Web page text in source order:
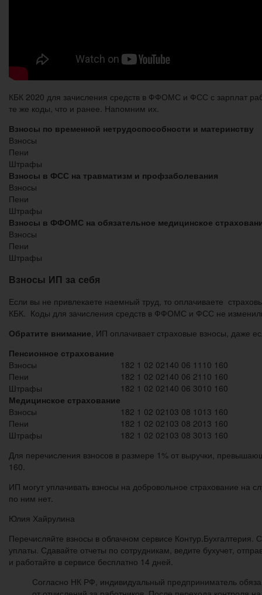
КБК 2020 для зачисления средств в ФФОМС и ФСС с зарплат
те же коды, что и ранее. Напомним их.
Взносы по временной нетрудоспособности и материнству
Взносы
Пени
Штрафы
Взносы в ФСС на травматизм и профзаболевания
Взносы
Пени
Штрафы
Взносы в ФФОМС на обязательное медицинское
Взносы
Пени
Штрафы
Взносы ИП за себя
Если вы не привлекаете наемный труд, то оплачиваете
КБК. Коды для зачисления средств в ФФОМС и ФСС не
Обратите внимание, ИП оплачивает страховые взносы, даже
Пенсионное страхование
Взносы
182 1 02 02140 06 1110 160
Пени
182 1 02 02140 06 2110 160
Штрафы
182 1 02 02140 06 3010 160
Медицинское страхование
Взносы
182 1 02 02103 08 1013 160
Пени
182 1 02 02103 08 2013 160
Штрафы
182 1 02 02103 08 3013 160
Для перечисления взносов в размере 1% от выручки,
160.
ИП могут уплачивать взносы на добровольное страхование
по ним нет.
Юлия Хайрулина
Перечисляйте взносы в облачном сервисе
уплаты. Сдавайте отчеты по сотрудникам, ведите бухучет,
и работайте в сервисе бесплатно 14 дней.
Согласно НК РФ, индивидуальный предприниматель